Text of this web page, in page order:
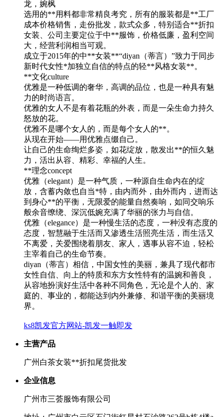
龙，婉枫
选用的**用料都非常精良考究，所有的服装都是**工厂
成本价格销售，走份批发，款式众多，特别适合**折扣
女装、公司主要定位于中**服饰，价格低廉，盈利空间
大，经营利润相当可观。
成立于2015年的中**女装**“diyan（蒂言）”致力于同步
新时代女性*加独立自信的特点的轻**风格女装**。
**文化culture
优雅是一种低调的奢华，高调的品位，也是一种具有魅
力的时尚语言。
优雅的女人不是有着花瓶的外表，而是一朵生命力持久
怒放的花。
优雅不是哪个女人的，而是每个女人的**。
从现在开始——用优雅点缀自己。
让自己的生命绚烂多姿，如花绽放，散发出**的恒久魅
力，活出从容、精彩、幸福的人生。
**理念concept
优雅（elegant）是一种气质，一种源自生命内在的绽
放，含蓄内敛也自当*特，由内而外，由外而内，进而达
到身心**的平衡，无限爱的能量自然奏响，如同交响乐
般余音缭绕、深沉低婉充满了华丽的张力与自信。
优雅（elegance）是一种慢生活的态度，一种没有态度的
态度，智慧融于生活而又渗透生活照亮生活，而生活又
不离爱，关爱围绕着朋友、家人，遇事从容不迫，轻松
主宰着自己的生命节奏。
diyan（蒂言）相信，中国女性的美丽，兼具了现代都市
女性自信、向上的特质和东方女性特有的温婉和善良，
从容地扮演好生活中各种不同角色，无论是个人的、家
庭的、事业的，都能达到内外兼修、和谐平衡的美丽境
界。
ks8凯发官方网站-凯发一触即发
主营产品
广州白茶女装**折扣尾货批发
企业信息
广州市三荟服饰有限公司